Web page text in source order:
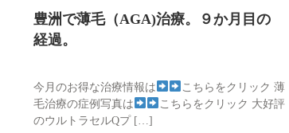
豊洲で薄毛（AGA)治療。９か月目の
経過。
今月のお得な治療情報は
こちらをクリック 薄
毛治療の症例写真は
こちらをクリック 大好評
のウルトラセルQプ […]